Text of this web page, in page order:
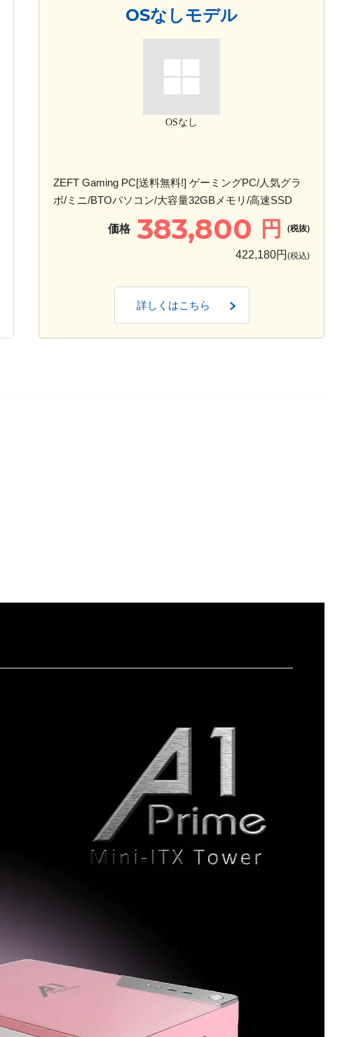
OSなしモデル
OSなし
ZEFT Gaming PC[送料無料!] ゲーミングPC/人気グラ
ボ/ミニ/BTOパソコン/大容量32GBメモリ/高速SSD
価格 383,800 円 (税抜)
422,180円 (税込)
詳しくはこちら